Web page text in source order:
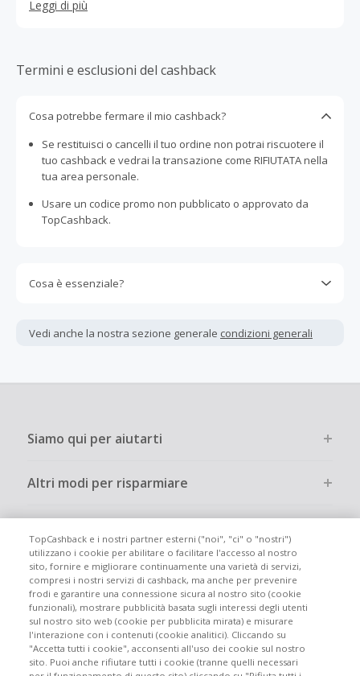
esigenze dei nostri clienti.
Leggi di più
Termini e esclusioni del cashback
Cosa potrebbe fermare il mio cashback?
Se restituisci o cancelli il tuo ordine non potrai riscuotere il
tuo cashback e vedrai la transazione come RIFIUTATA nella
tua area personale.
Usare un codice promo non pubblicato o approvato da
TopCashback.
Cosa è essenziale?
interamente online.
dall'acquisto. Pertanto, se noti che il tuo cashback è
Vedi anche la nostra sezione generale condizioni generali
Siamo qui per aiutarti
Altri modi per risparmiare
Partecipa
Info legali
TopCashback e i nostri partner esterni ("noi", "ci" o "nostri")
utilizzano i cookie per abilitare o facilitare l'accesso al nostro
sito, fornire e migliorare continuamente una varietà di servizi,
compresi i nostri servizi di cashback, ma anche per prevenire
frodi e garantire una connessione sicura al nostro sito (cookie
funzionali), mostrare pubblicità basata sugli interessi degli utenti
sul nostro sito web (cookie per pubblicita mirata) e misurare
l'interazione con i contenuti (cookie analitici). Cliccando su
"Accetta tutti i cookie", acconsenti all'uso dei cookie sul nostro
sito. Puoi anche rifiutare tutti i cookie (tranne quelli necessari